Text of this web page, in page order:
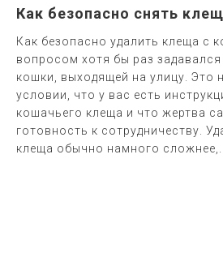
Как безопасно снять
Как безопасно удалить клеща с
вопросом хотя бы раз
кошки, выходящей на улицу. Это
условии, что у вас есть
кошачьего клеща и что жертва
готовность к сотрудничеству.
клеща обычно намного сложнее,...